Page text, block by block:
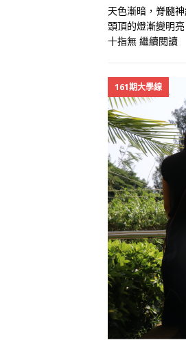
天色漸暗，脊髓
頭頂的燈漸變明
十指無 繼續閱讀
161期大學線